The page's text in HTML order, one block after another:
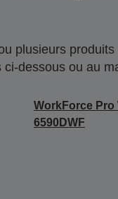
plusieurs
dessous ou au
WorkForce Pro
6590DWF